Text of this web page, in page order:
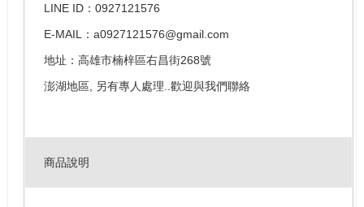
LINE ID：0927121576
E-MAIL：a0927121576@gmail.com
地址：高雄市楠梓區右昌街268號
澎湖地區, 另有專人處理..歡迎與我們聯絡
商品說明